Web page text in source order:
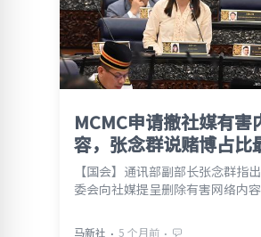
MCMC申请撤社媒有害
容，张念群说赌博占比
【国会】通讯部副部长张念群指
委会向社媒提呈删除有害网络内容
马新社 ⋅ 5 个月前 ⋅